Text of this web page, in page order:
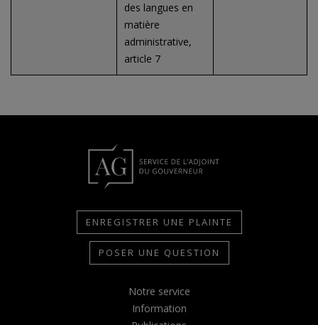
des langues en
matière
administrative,
article 7
ENREGISTRER UNE PLAINTE
POSER UNE QUESTION
Notre service
Information